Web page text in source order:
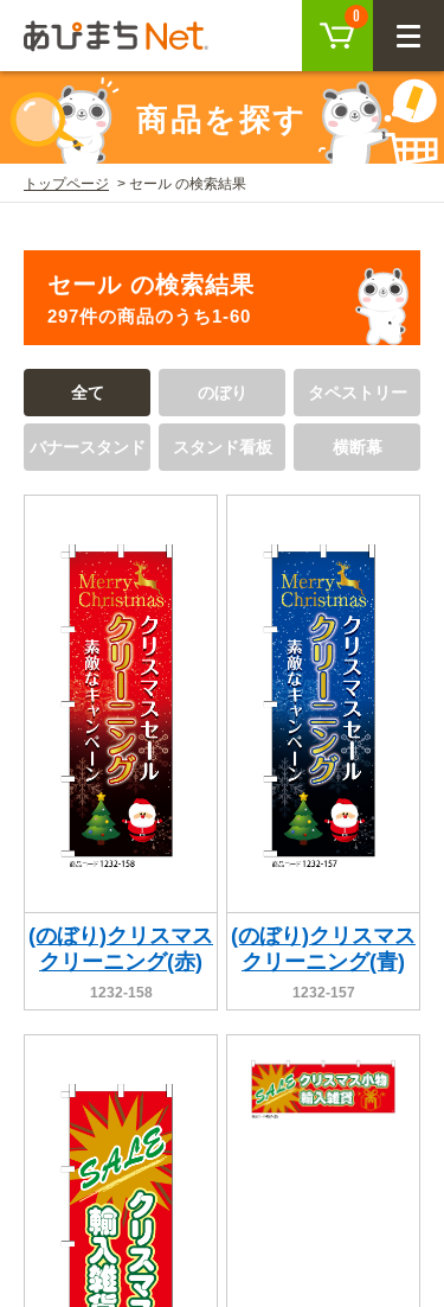
0
CLOSE
ログイン
会員登録
商品を探す
SEARCH
KEYWORD
チュクミ 韓国グルメ 駐車場 鍋
CATEGORY
飲食 住まい・暮らし
美容・健康 地域・観光
イベント・季節 不動産・建築
カルチャー・教養 娯楽
OTHER ITEMS
関連アイテムを見る
ORIGINAL ORDER
オリジナルオーダーについて
ご利用ガイド
取り扱い商品一覧
既製デザイン商品注文方法
オリジナルオーダー注文方法
料金一覧
お届け納期と配送方法
お支払方法
BEGINNER'S GUIDE
初めての方へ トップ
商品について
お客様の声
よくある質問
オリジナルオーダー制作事例
商品を探す
トップページ セール の検索結果
セール の検索結果
297件の商品のうち1-60
全て のぼり タペストリー
バナースタンド スタンド看板 横断幕
(のぼり)クリスマス
クリーニング(赤)
1232-158
(のぼり)クリスマス
クリーニング(青)
1232-157